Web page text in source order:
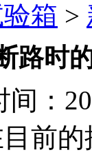
箱 >
路时
间：
前的